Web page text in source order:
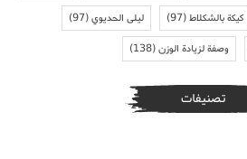
كيكة بالشكلاط(97) ليلى الحديوي(97)
وصفة لزيادة الوزن(138)
تصنيفات